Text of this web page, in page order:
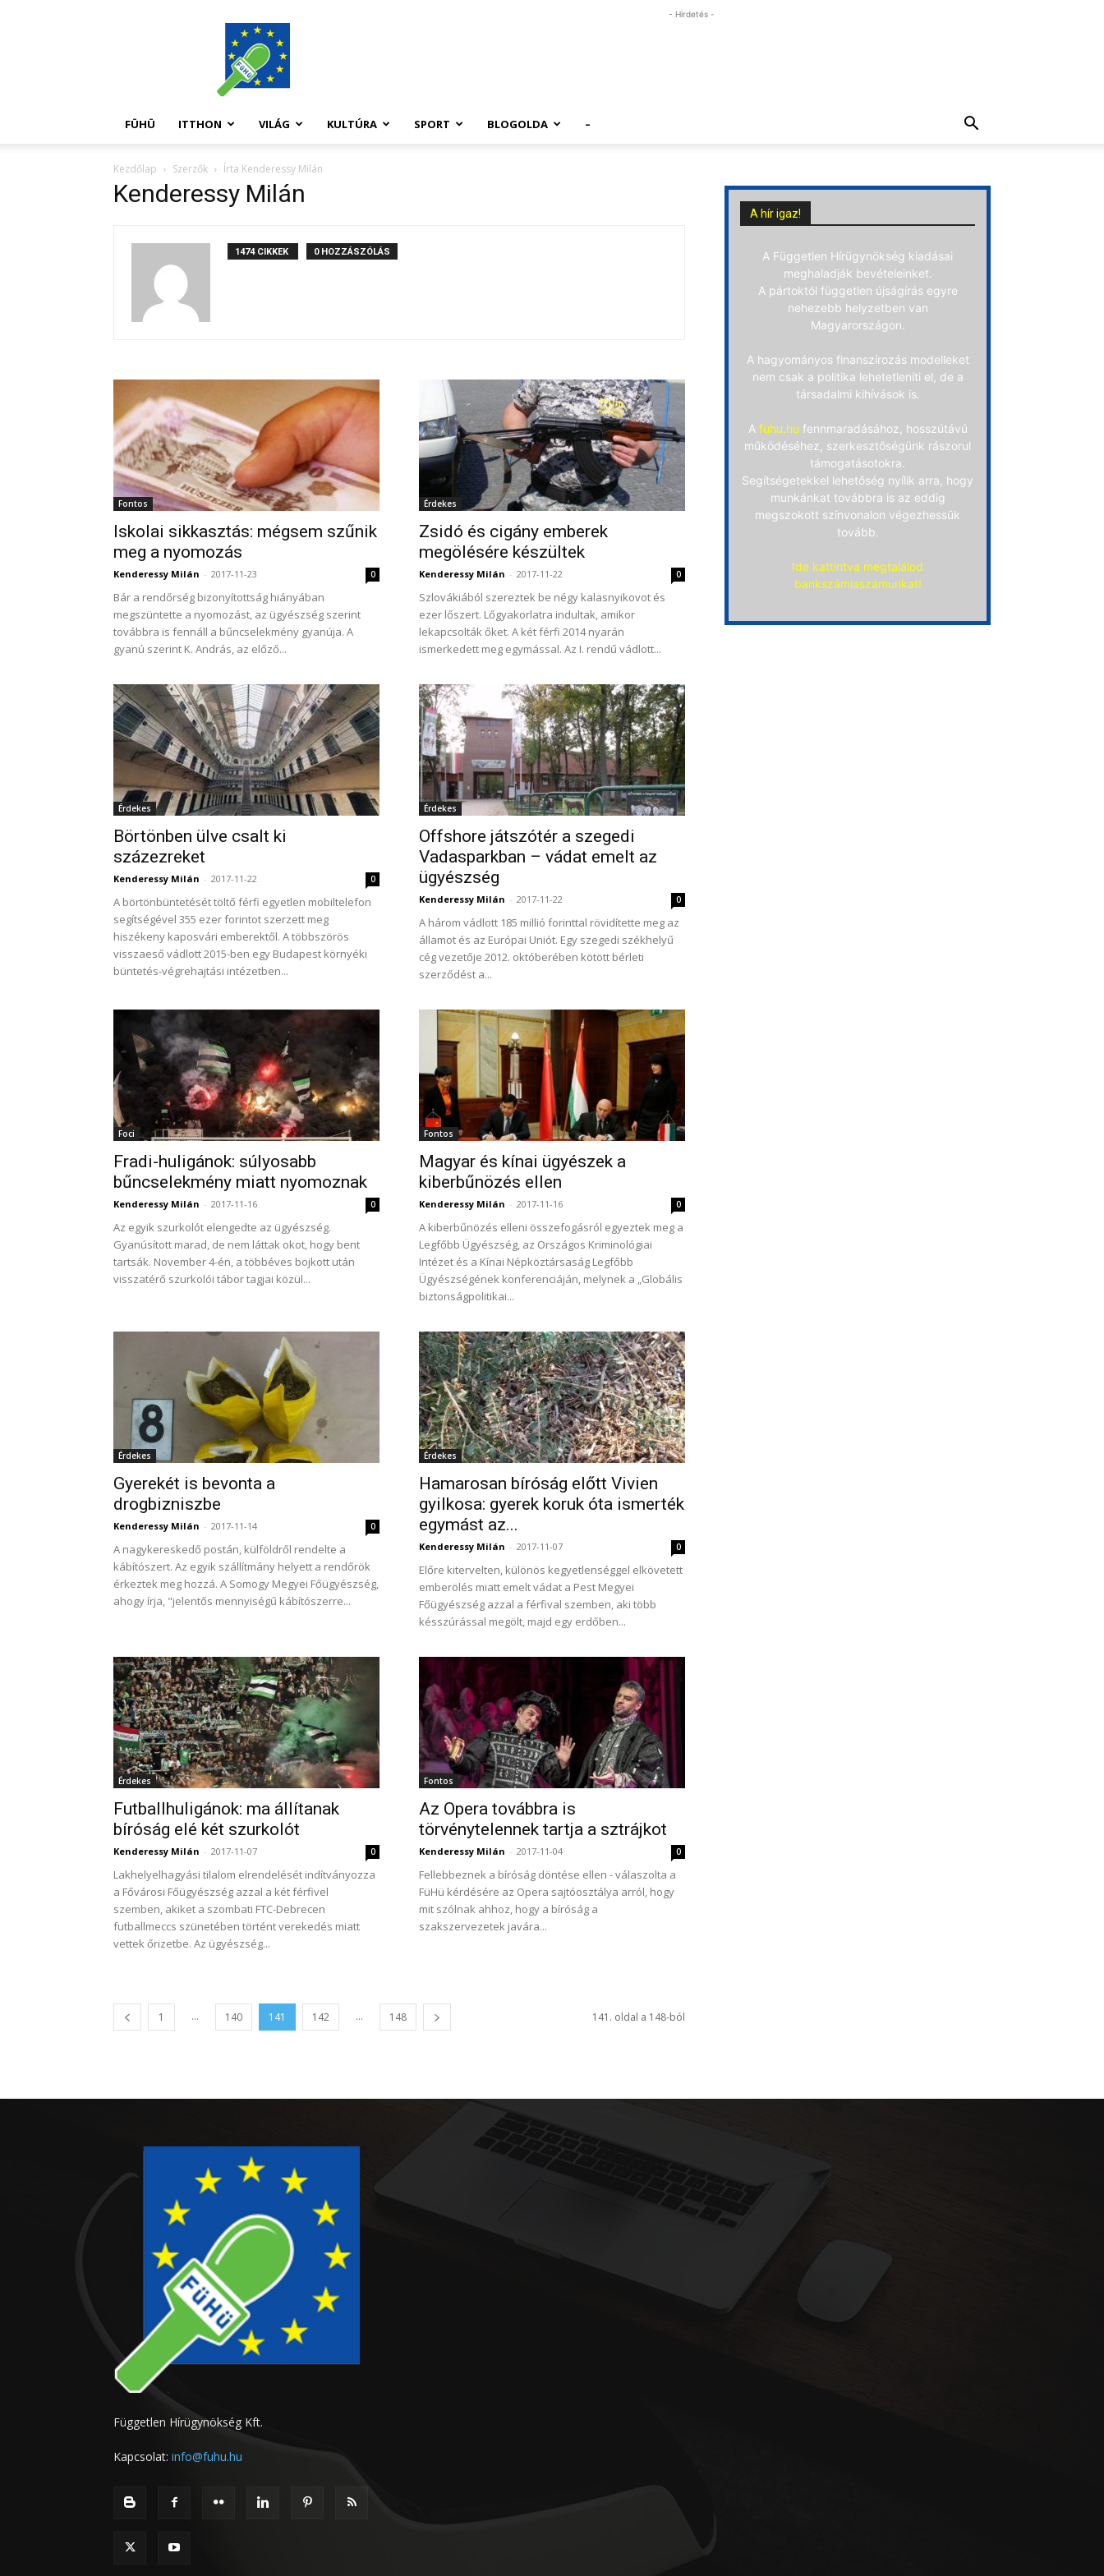
FüHü
- Hirdetés -
FÜHÜ ITTHON VILÁG KULTÚRA SPORT BLOGOLDA –
Kezdőlap Szerzők Írta Kenderessy Milán
Kenderessy Milán
1474 CIKKEK 0 HOZZÁSZÓLÁS
Fontos
Iskolai sikkasztás: mégsem szűnik
meg a nyomozás
Kenderessy Milán - 2017-11-23 0
Bár a rendőrség bizonyítottság hiányában
megszüntette a nyomozást, az ügyészség szerint
továbbra is fennáll a bűncselekmény gyanúja. A
gyanú szerint K. András, az előző...
Érdekes
Zsidó és cigány emberek
megölésére készültek
Kenderessy Milán - 2017-11-22 0
Szlovákiából szereztek be négy kalasnyikovot és
ezer lőszert. Lőgyakorlatra indultak, amikor
lekapcsolták őket. A két férfi 2014 nyarán
ismerkedett meg egymással. Az I. rendű vádlott...
Érdekes
Börtönben ülve csalt ki
százezreket
Kenderessy Milán - 2017-11-22 0
A börtönbüntetését töltő férfi egyetlen mobiltelefon
segítségével 355 ezer forintot szerzett meg
hiszékeny kaposvári emberektől. A többszörös
visszaeső vádlott 2015-ben egy Budapest környéki
büntetés-végrehajtási intézetben...
Érdekes
Offshore játszótér a szegedi
Vadasparkban – vádat emelt az
ügyészség
Kenderessy Milán - 2017-11-22 0
A három vádlott 185 millió forinttal rövidítette meg az
államot és az Európai Uniót. Egy szegedi székhelyű
cég vezetője 2012. októberében kötött bérleti
szerződést a...
Foci
Fradi-huligánok: súlyosabb
bűncselekmény miatt nyomoznak
Kenderessy Milán - 2017-11-16 0
Az egyik szurkolót elengedte az ügyészség.
Gyanúsított marad, de nem láttak okot, hogy bent
tartsák. November 4-én, a többéves bojkott után
visszatérő szurkolói tábor tagjai közül...
Fontos
Magyar és kínai ügyészek a
kiberbűnözés ellen
Kenderessy Milán - 2017-11-16 0
A kiberbűnözés elleni összefogásról egyeztek meg a
Legfőbb Ügyészség, az Országos Kriminológiai
Intézet és a Kínai Népköztársaság Legfőbb
Ügyészségének konferenciáján, melynek a „Globális
biztonságpolitikai...
Érdekes
Gyerekét is bevonta a
drogbizniszbe
Kenderessy Milán - 2017-11-14 0
A nagykereskedő postán, külföldről rendelte a
kábítószert. Az egyik szállítmány helyett a rendőrök
érkeztek meg hozzá. A Somogy Megyei Főügyészség,
ahogy írja, "jelentős mennyiségű kábítószerre...
Érdekes
Hamarosan bíróság előtt Vivien
gyilkosa: gyerek koruk óta ismerték
egymást az...
Kenderessy Milán - 2017-11-07 0
Előre kitervelten, különös kegyetlenséggel elkövetett
emberölés miatt emelt vádat a Pest Megyei
Főügyészség azzal a férfival szemben, aki több
késszúrással megölt, majd egy erdőben...
Érdekes
Futballhuligánok: ma állítanak
bíróság elé két szurkolót
Kenderessy Milán - 2017-11-07 0
Lakhelyelhagyási tilalom elrendelését indítványozza
a Fővárosi Főügyészség azzal a két férfivel
szemben, akiket a szombati FTC-Debrecen
futballmeccs szünetében történt verekedés miatt
vettek őrizetbe. Az ügyészség...
Fontos
Az Opera továbbra is
törvénytelennek tartja a sztrájkot
Kenderessy Milán - 2017-11-04 0
Fellebbeznek a bíróság döntése ellen - válaszolta a
FüHü kérdésére az Opera sajtóosztálya arról, hogy
mit szólnak ahhoz, hogy a bíróság a
szakszervezetek javára...
1 ... 140 141 142 ... 148 141. oldal a 148-ból
A hír igaz!
A Független Hírügynökség kiadásai
meghaladják bevételeinket.
A pártoktól független újságírás egyre
nehezebb helyzetben van
Magyarországon.
A hagyományos finanszírozás modelleket
nem csak a politika lehetetleníti el, de a
társadalmi kihívások is.
A fuhu.hu fennmaradásához, hosszútávú
működéséhez, szerkesztőségünk rászorul
támogatásotokra.
Segítségetekkel lehetőség nyílik arra, hogy
munkánkat továbbra is az eddig
megszokott színvonalon végezhessük
tovább.
Ide kattintva megtalálod
bankszámlaszámunkat!
Független Hírügynökség Kft.
Kapcsolat: info@fuhu.hu